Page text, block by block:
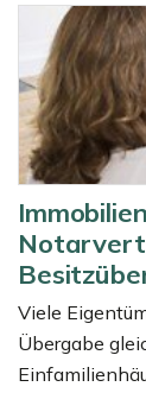
Viele
Übergabe